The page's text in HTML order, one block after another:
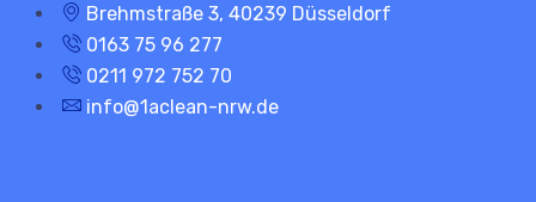
Brehmstraße 3, 40239 Düsseldorf
0163 75 96 277
0211 972 752 70
info@1aclean-nrw.de